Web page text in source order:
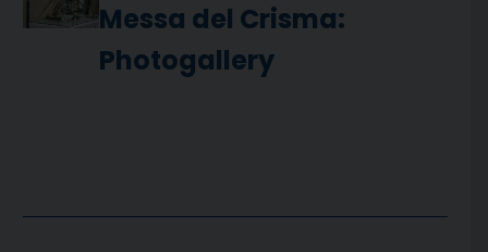
Messa del Crisma:
Photogallery